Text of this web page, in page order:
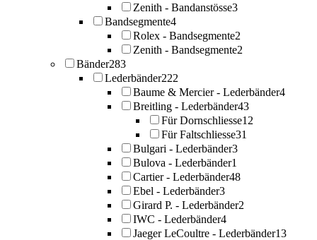
Zenith - Bandanstösse3
Bandsegmente4
Rolex - Bandsegmente2
Zenith - Bandsegmente2
Bänder283
Lederbänder222
Baume & Mercier - Lederbänder4
Breitling - Lederbänder43
Für Dornschliesse12
Für Faltschliesse31
Bulgari - Lederbänder3
Bulova - Lederbänder1
Cartier - Lederbänder48
Ebel - Lederbänder3
Girard P. - Lederbänder2
IWC - Lederbänder4
Jaeger LeCoultre - Lederbänder13